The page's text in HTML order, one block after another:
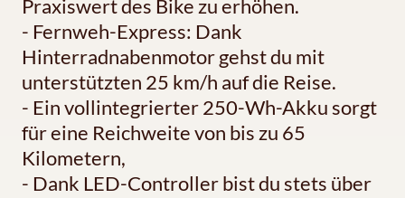
Praxiswert des Bike zu erhöhen.
- Fernweh-Express: Dank
Hinterradnabenmotor gehst du mit
unterstützten 25 km/h auf die Reise.
- Ein vollintegrierter 250-Wh-Akku sorgt
für eine Reichweite von bis zu 65
Kilometern,
- Dank LED-Controller bist du stets über